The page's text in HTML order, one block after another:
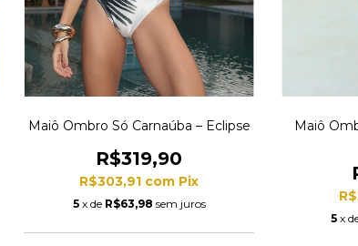
Maiô Ombro Só Carnaúba – Eclipse
R$319,90
R$303,91 com Pix
5 x de R$63,98 sem juros
Maiô
5 x